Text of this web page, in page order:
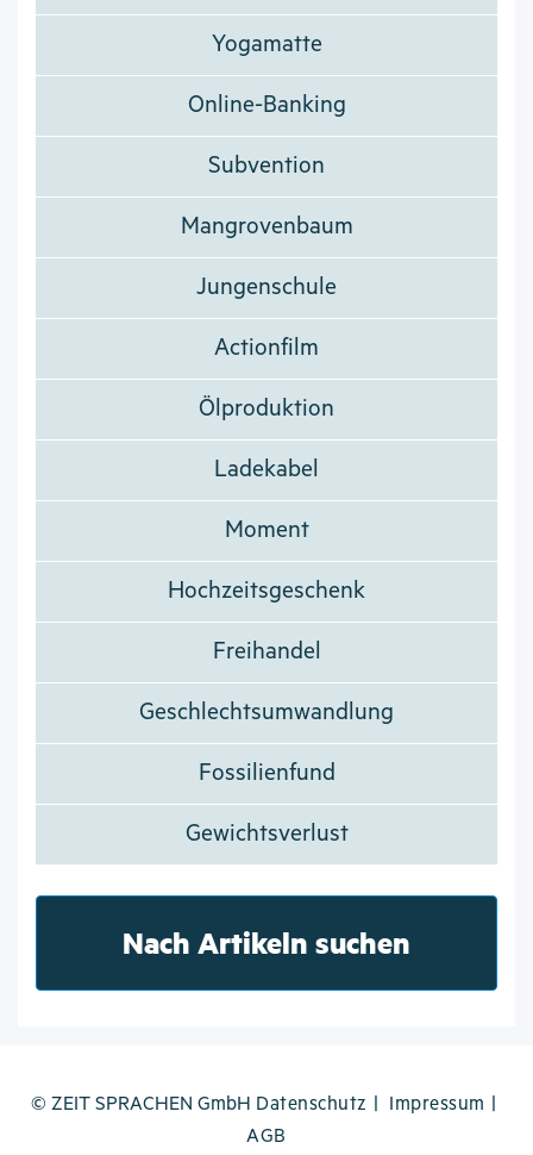
Yogamatte
Online-Banking
Subvention
Mangrovenbaum
Jungenschule
Actionfilm
Ölproduktion
Ladekabel
Moment
Hochzeitsgeschenk
Freihandel
Geschlechtsumwandlung
Fossilienfund
Gewichtsverlust
Nach Artikeln suchen
© ZEIT SPRACHEN GmbH Datenschutz
Impressum
AGB